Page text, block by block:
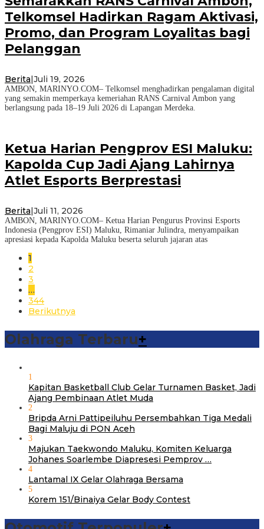
Telkomsel Hadirkan Ragam Aktivasi,
Promo, dan Program Loyalitas bagi
Pelanggan
Berita|Juli 19, 2026
AMBON, MARINYO.COM– Telkomsel menghadirkan pengalaman digital
yang semakin memperkaya kemeriahan RANS Carnival Ambon yang
berlangsung pada 18–19 Juli 2026 di Lapangan Merdeka.
Ketua Harian Pengprov ESI Maluku:
Kapolda Cup Jadi Ajang Lahirnya
Atlet Esports Berprestasi
Berita Juli 11, 2026
AMBON, MARINYO.COM– Ketua Harian Pengurus Provinsi Esports
Indonesia (Pengprov ESI) Maluku, Rimaniar Julindra, menyampaikan
apresiasi kepada Kapolda Maluku beserta seluruh jajaran atas
1
2
3
…
344
Berikutnya
Olahraga Terbaru+
1
Kapitan Basketball Club Gelar Turnamen Basket, Jadi
Ajang Pembinaan Atlet Muda
2
Bripda Arni Pattipeiluhu Persembahkan Tiga Medali
Bagi Maluju di PON Aceh
3
Majukan Taekwondo Maluku, Komiten Keluarga
Johanes Soarlembe Diapresesi Pemprov …
4
Lantamal IX Gelar Olahraga Bersama
5
Korem 151/Binaiya Gelar Body Contest